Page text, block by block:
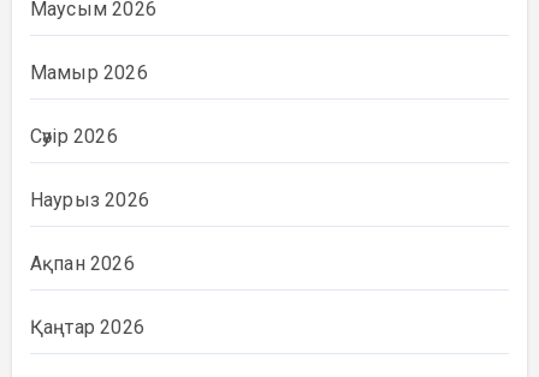
Маусым 2026
Мамыр 2026
Сәуір 2026
Наурыз 2026
Ақпан 2026
Қаңтар 2026